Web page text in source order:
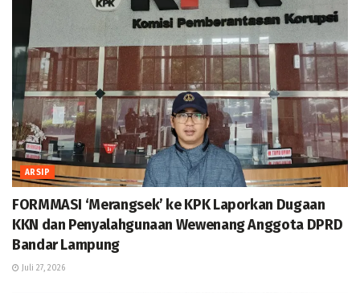
ARSIP
FORMMASI ‘Merangsek’ ke KPK Laporkan Dugaan
KKN dan Penyalahgunaan Wewenang Anggota DPRD
Bandar Lampung
Juli 27, 2026